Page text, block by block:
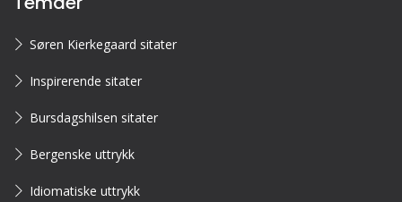
Søren Kierkegaard sitater
Inspirerende sitater
Bursdagshilsen sitater
Bergenske uttrykk
Idiomatiske uttrykk